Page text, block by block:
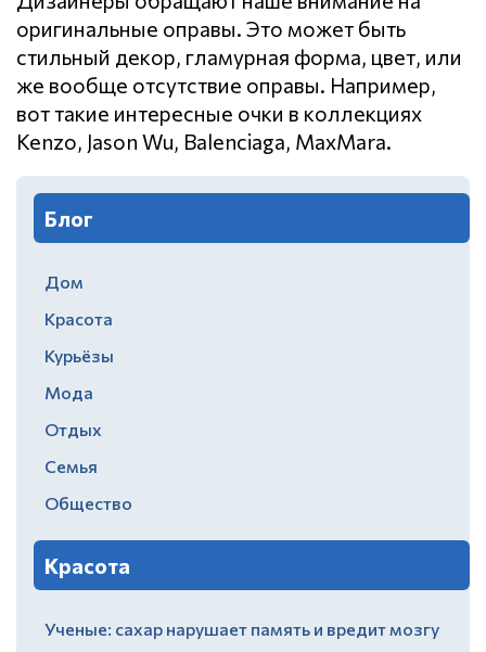
оригинальные оправы. Это может быть
стильный декор, гламурная форма, цвет, или
же вообще отсутствие оправы. Например,
вот такие интересные очки в коллекциях
Kenzo, Jason Wu, Balenciaga, MaxMara.
Блог
Дом
Красота
Курьёзы
Мода
Отдых
Семья
Общество
Красота
Ученые: сахар нарушает память и вредит мозгу